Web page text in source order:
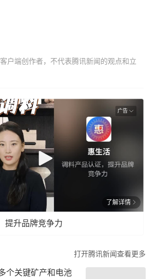
户端创作者，不代表腾讯新闻的观点和立
广告
了解详情
提升品牌竞争力
打开腾讯新闻查看更多
个关键矿产和电池